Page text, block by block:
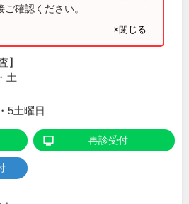
確認ください。
×閉じる
】
土
5土曜日
再診受付